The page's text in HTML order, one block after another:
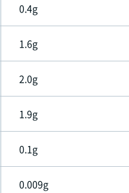
0.4g
1.6g
2.0g
1.9g
0.1g
0.009g